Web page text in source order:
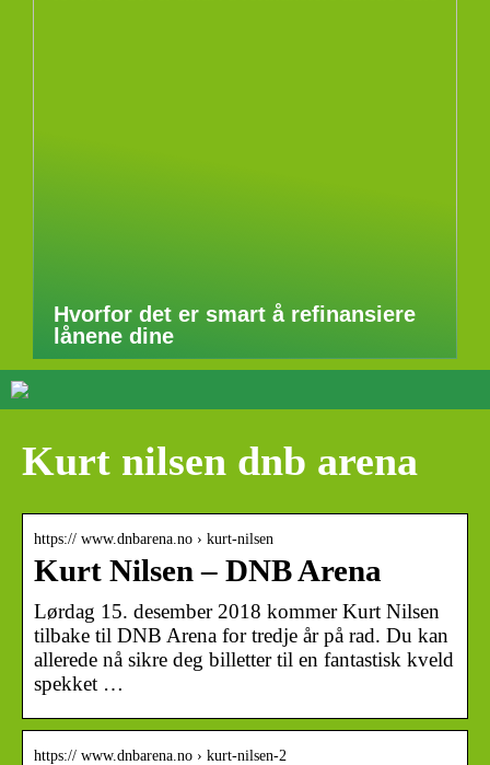
Hvorfor det er smart å refinansiere
lånene dine
Kurt nilsen dnb arena
https:// www.dnbarena.no › kurt-nilsen
Kurt Nilsen – DNB Arena
Lørdag 15. desember 2018 kommer Kurt Nilsen
tilbake til DNB Arena for tredje år på rad. Du kan
allerede nå sikre deg billetter til en fantastisk kveld
spekket …
https:// www.dnbarena.no › kurt-nilsen-2